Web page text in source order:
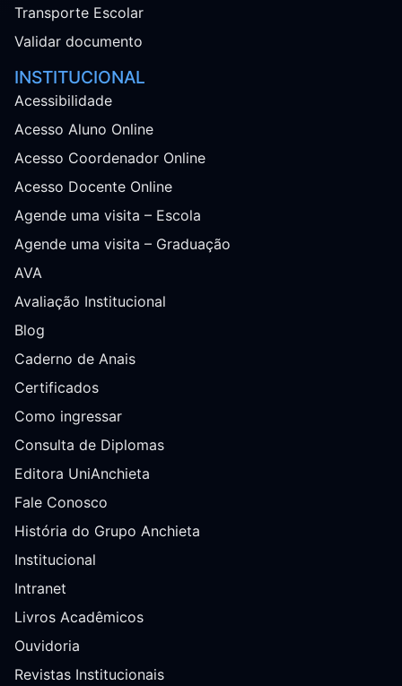
Transporte Escolar
Validar documento
INSTITUCIONAL
Acessibilidade
Acesso Aluno Online
Acesso Coordenador Online
Acesso Docente Online
Agende uma visita – Escola
Agende uma visita – Graduação
AVA
Avaliação Institucional
Blog
Caderno de Anais
Certificados
Como ingressar
Consulta de Diplomas
Editora UniAnchieta
Fale Conosco
História do Grupo Anchieta
Institucional
Intranet
Livros Acadêmicos
Ouvidoria
Revistas Institucionais